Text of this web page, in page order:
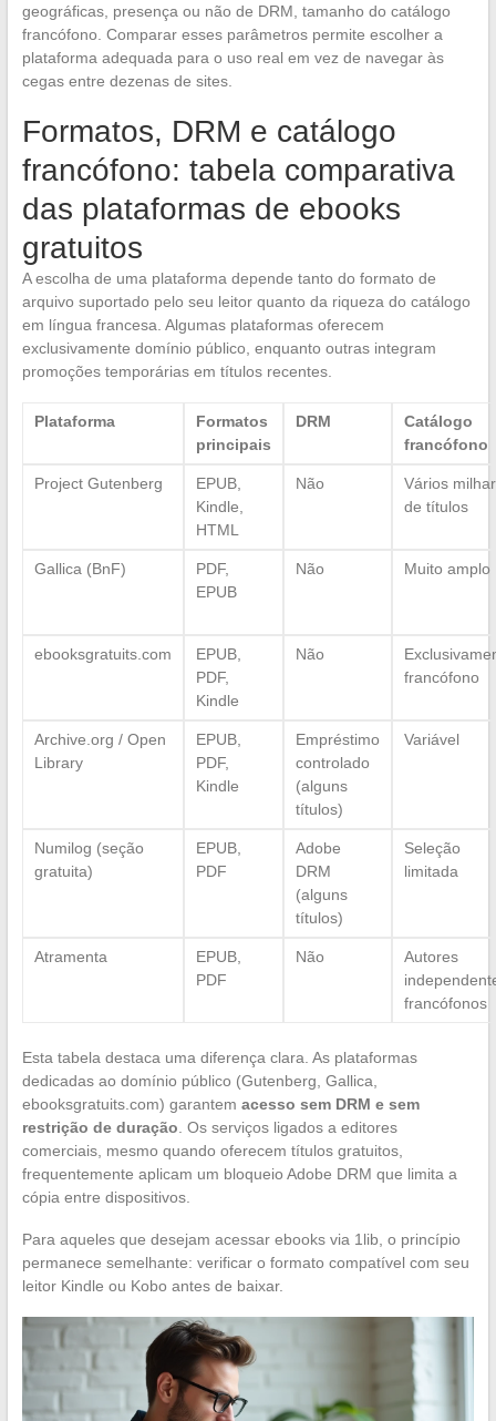
geográficas, presença ou não de DRM, tamanho do catálogo
francófono. Comparar esses parâmetros permite escolher a
plataforma adequada para o uso real em vez de navegar às
cegas entre dezenas de sites.
Formatos, DRM e catálogo
francófono: tabela comparativa
das plataformas de ebooks
gratuitos
A escolha de uma plataforma depende tanto do formato de
arquivo suportado pelo seu leitor quanto da riqueza do catálogo
em língua francesa. Algumas plataformas oferecem
exclusivamente domínio público, enquanto outras integram
promoções temporárias em títulos recentes.
Plataforma
Formatos
principais
DRM
Catálogo
francófono
Project Gutenberg
EPUB,
Kindle,
HTML
Não
Vários
de títulos
Gallica (BnF)
PDF,
EPUB
Não Muito amplo
ebooksgratuits.com
EPUB,
PDF,
Kindle
Não
francófono
Archive.org / Open
Library
EPUB,
PDF,
Kindle
Empréstimo
controlado
(alguns
títulos)
Variável
Numilog (seção
gratuita)
EPUB,
PDF
Adobe
DRM
(alguns
títulos)
Seleção
limitada
Atramenta
EPUB,
PDF
Não
Autores
francófonos
Esta tabela destaca uma diferença clara. As plataformas
dedicadas ao domínio público (Gutenberg, Gallica,
ebooksgratuits.com) garantem acesso sem DRM e sem
restrição de duração . Os serviços ligados a editores
comerciais, mesmo quando oferecem títulos gratuitos,
frequentemente aplicam um bloqueio Adobe DRM que limita a
cópia entre dispositivos.
Para aqueles que desejam acessar ebooks via 1lib, o princípio
permanece semelhante: verificar o formato compatível com seu
leitor Kindle ou Kobo antes de baixar.